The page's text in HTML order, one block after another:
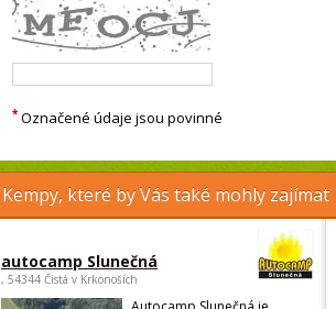
* Označené údaje jsou povinné
Kempy, které by Vás také mohly zajímat
autocamp Slunečná
, 54344 Čistá v Krkonoších